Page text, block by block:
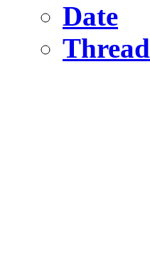
Date
Thread